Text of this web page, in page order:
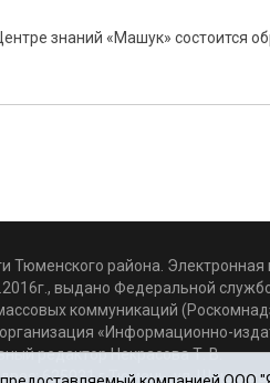
знаний «Машук» состоится
Тюменского района. Электронная
выдано Федеральной
коммуникаций
«Информационно-
редактор Некрасова Т. В.
625031 г.Тюмень. ул.